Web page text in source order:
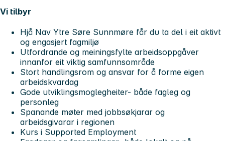
Vi tilbyr
Hjå Nav Ytre Søre Sunnmøre får du ta del i eit aktivt
og engasjert fagmiljø
Utfordrande og meiningsfylte arbeidsoppgåver
innanfor eit viktig samfunnsområde
Stort handlingsrom og ansvar for å forme eigen
arbeidskvardag
Gode utviklingsmoglegheiter- både fagleg og
personleg
Spanande møter med jobbsøkjarar og
arbeidsgivarar i regionen
Kurs i Supported Employment